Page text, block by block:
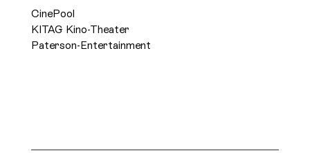
CinePool
KITAG Kino-Theater
Paterson-Entertainment